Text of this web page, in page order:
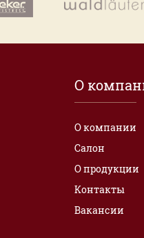
О
О компании
Салон
О продукции
Контакты
Вакансии